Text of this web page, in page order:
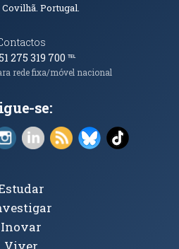
Covilhã. Portugal.
275 319 700℡
rede fixa/móvel nacional
se:
em nova janela)
nova janela)
(abre em nova janela)
Instagram (abre em nova janela)
LinkedIn (abre em nova
RSS (abre em nova
Bluesky (abre
TikTok
Inovar
Viver